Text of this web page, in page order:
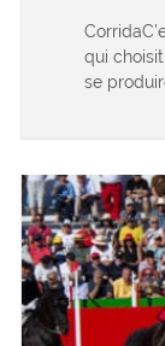
qui
se